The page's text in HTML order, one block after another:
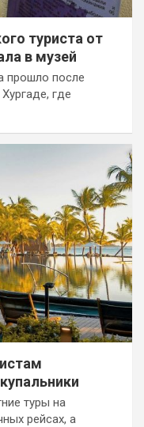
туриста от
в музей
прошло после
где
туры на
рейсах, а